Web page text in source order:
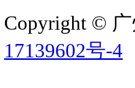
Copyright ©
17139602号-4